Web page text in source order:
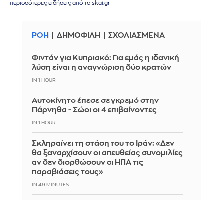
περισσότερες ειδήσεις από το skai.gr
ΡΟΗ ΔΗΜΟΦΙΛΗ ΣΧΟΛΙΑΣΜΕΝΑ
Φιντάν για Κυπριακό: Για εμάς η ιδανική
λύση είναι η αναγνώριση δύο κρατών
IN 1 HOUR
Αυτοκίνητο έπεσε σε γκρεμό στην
Πάρνηθα - Σώοι οι 4 επιβαίνοντες
IN 1 HOUR
Σκληραίνει τη στάση του το Ιράν: «Δεν
θα ξαναρχίσουν οι απευθείας συνομιλίες
αν δεν διορθώσουν οι ΗΠΑ τις
παραβιάσεις τους»
IN 49 MINUTES